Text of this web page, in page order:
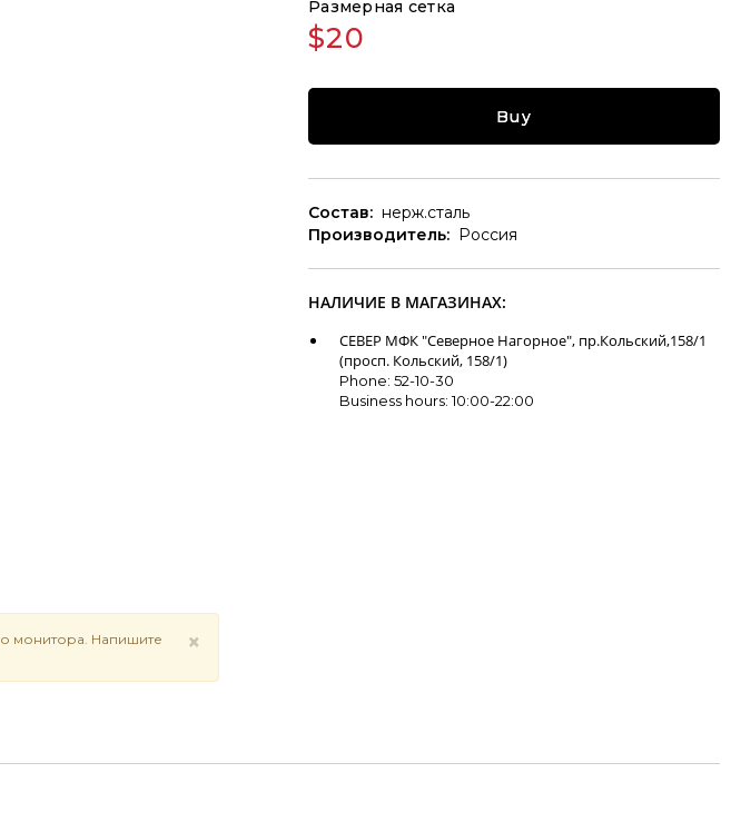
×
монитора. Напишите
Размерная сетка
$20
Buy
Состав: нерж.сталь
Производитель: Россия
НАЛИЧИЕ В МАГАЗИНАХ:
СЕВЕР МФК "Северное Нагорное", пр.Кольский,158/1
(просп. Кольский, 158/1)
Phone: 52-10-30
Business hours: 10:00-22:00